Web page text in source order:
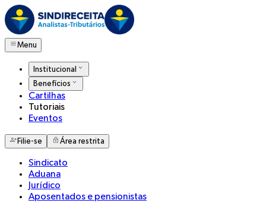
Menu
Institucional
Benefícios
Cartilhas
Tutoriais
Eventos
Filie-se Área restrita
Sindicato
Aduana
Jurídico
Aposentados e pensionistas